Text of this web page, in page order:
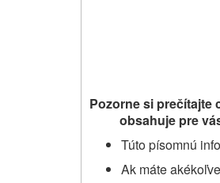
Pozorne si prečítajte
obsahuje pre
Túto písomnú
Ak máte